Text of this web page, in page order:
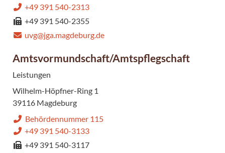
+49 391 540-2313
+49 391 540-2355
uvg@jga.magdeburg.de
Amtsvormundschaft/Amtspflegschaft
Leistungen
Wilhelm-Höpfner-Ring 1
39116 Magdeburg
Behördennummer 115
+49 391 540-3133
+49 391 540-3117